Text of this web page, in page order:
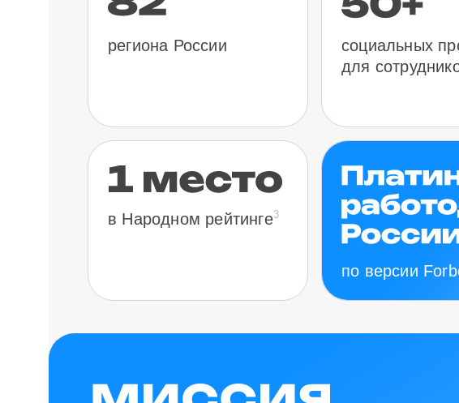
региона России
социальных
для
в Народном рейтинге3
по версии